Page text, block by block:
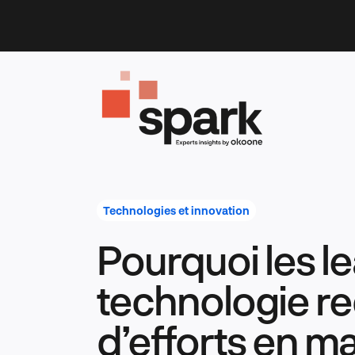
content
Technologies et innovation
Pourquoi les
technologie
d’efforts en